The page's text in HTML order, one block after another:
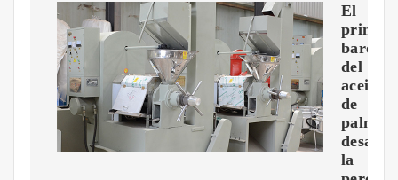
El
primer
del
aceite
de
palma
desafía
la